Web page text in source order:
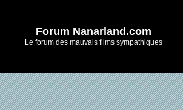
Forum Nanarland.com
Le forum des mauvais films sympathiques